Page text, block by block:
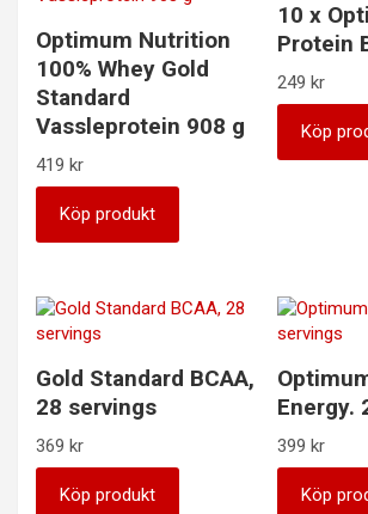
Optimum Nutrition
100% Whey Gold
Standard
Vassleprotein 908 g
419 kr
Köp produkt
10 x
Protein
249 kr
Köp
Gold Standard BCAA,
28 servings
369 kr
Köp produkt
Energy.
399 kr
Köp